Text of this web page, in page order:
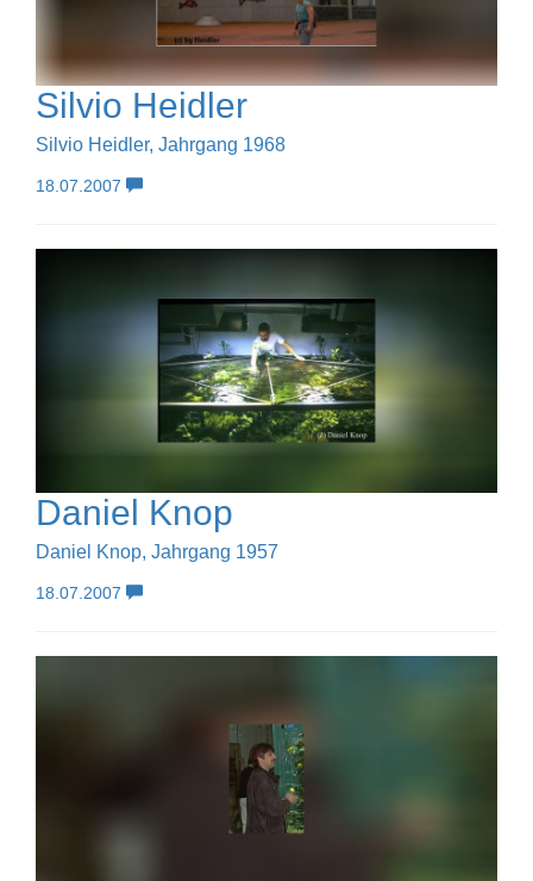
Silvio Heidler
Silvio Heidler, Jahrgang 1968
18.07.2007
Daniel Knop
Daniel Knop, Jahrgang 1957
18.07.2007